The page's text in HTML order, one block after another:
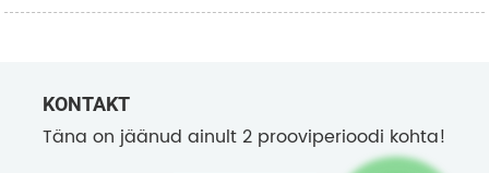
KONTAKT
Täna on jäänud ainult 2 prooviperioodi kohta!